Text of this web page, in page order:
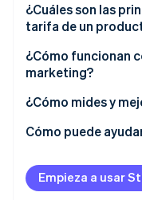
Stripe Sessions
para la IA.
¿Cuáles son tus
¿Cuáles son tus
¿Cuánto cobran
¿Cuánto vale tu
¿Cómo quieres
¿Estos precios
¿Cuáles son las
tarifa de un
Tarifas de coste
Tarifas basadas en
Tarifas
Tarifas de
Estrategia de
¿Cómo funcionan
marketing?
Historia de la marca
Conversión de
Presupuesto de
Segmentación de
¿Cómo mides y
Observa el
Realiza un
Evalúa la
Cómo puede
Empieza a usar